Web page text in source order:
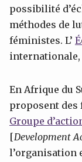
possibilité
méthodes de
féministes. L’
internationale,
En Afrique du
proposent des
Groupe
[Development
l’organisation